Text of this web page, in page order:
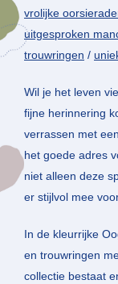
vrolijke
uitgesproken
trouwringen /
Wil je het leven
fijne herinnering
verrassen met
het goede adres
niet alleen deze
er stijlvol mee
In de kleurrijke
en trouwringen
collectie bestaat